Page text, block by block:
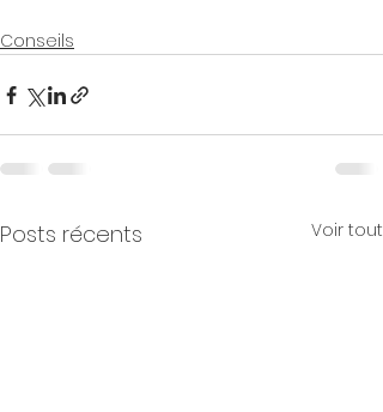
Conseils
Posts récents Voir tout